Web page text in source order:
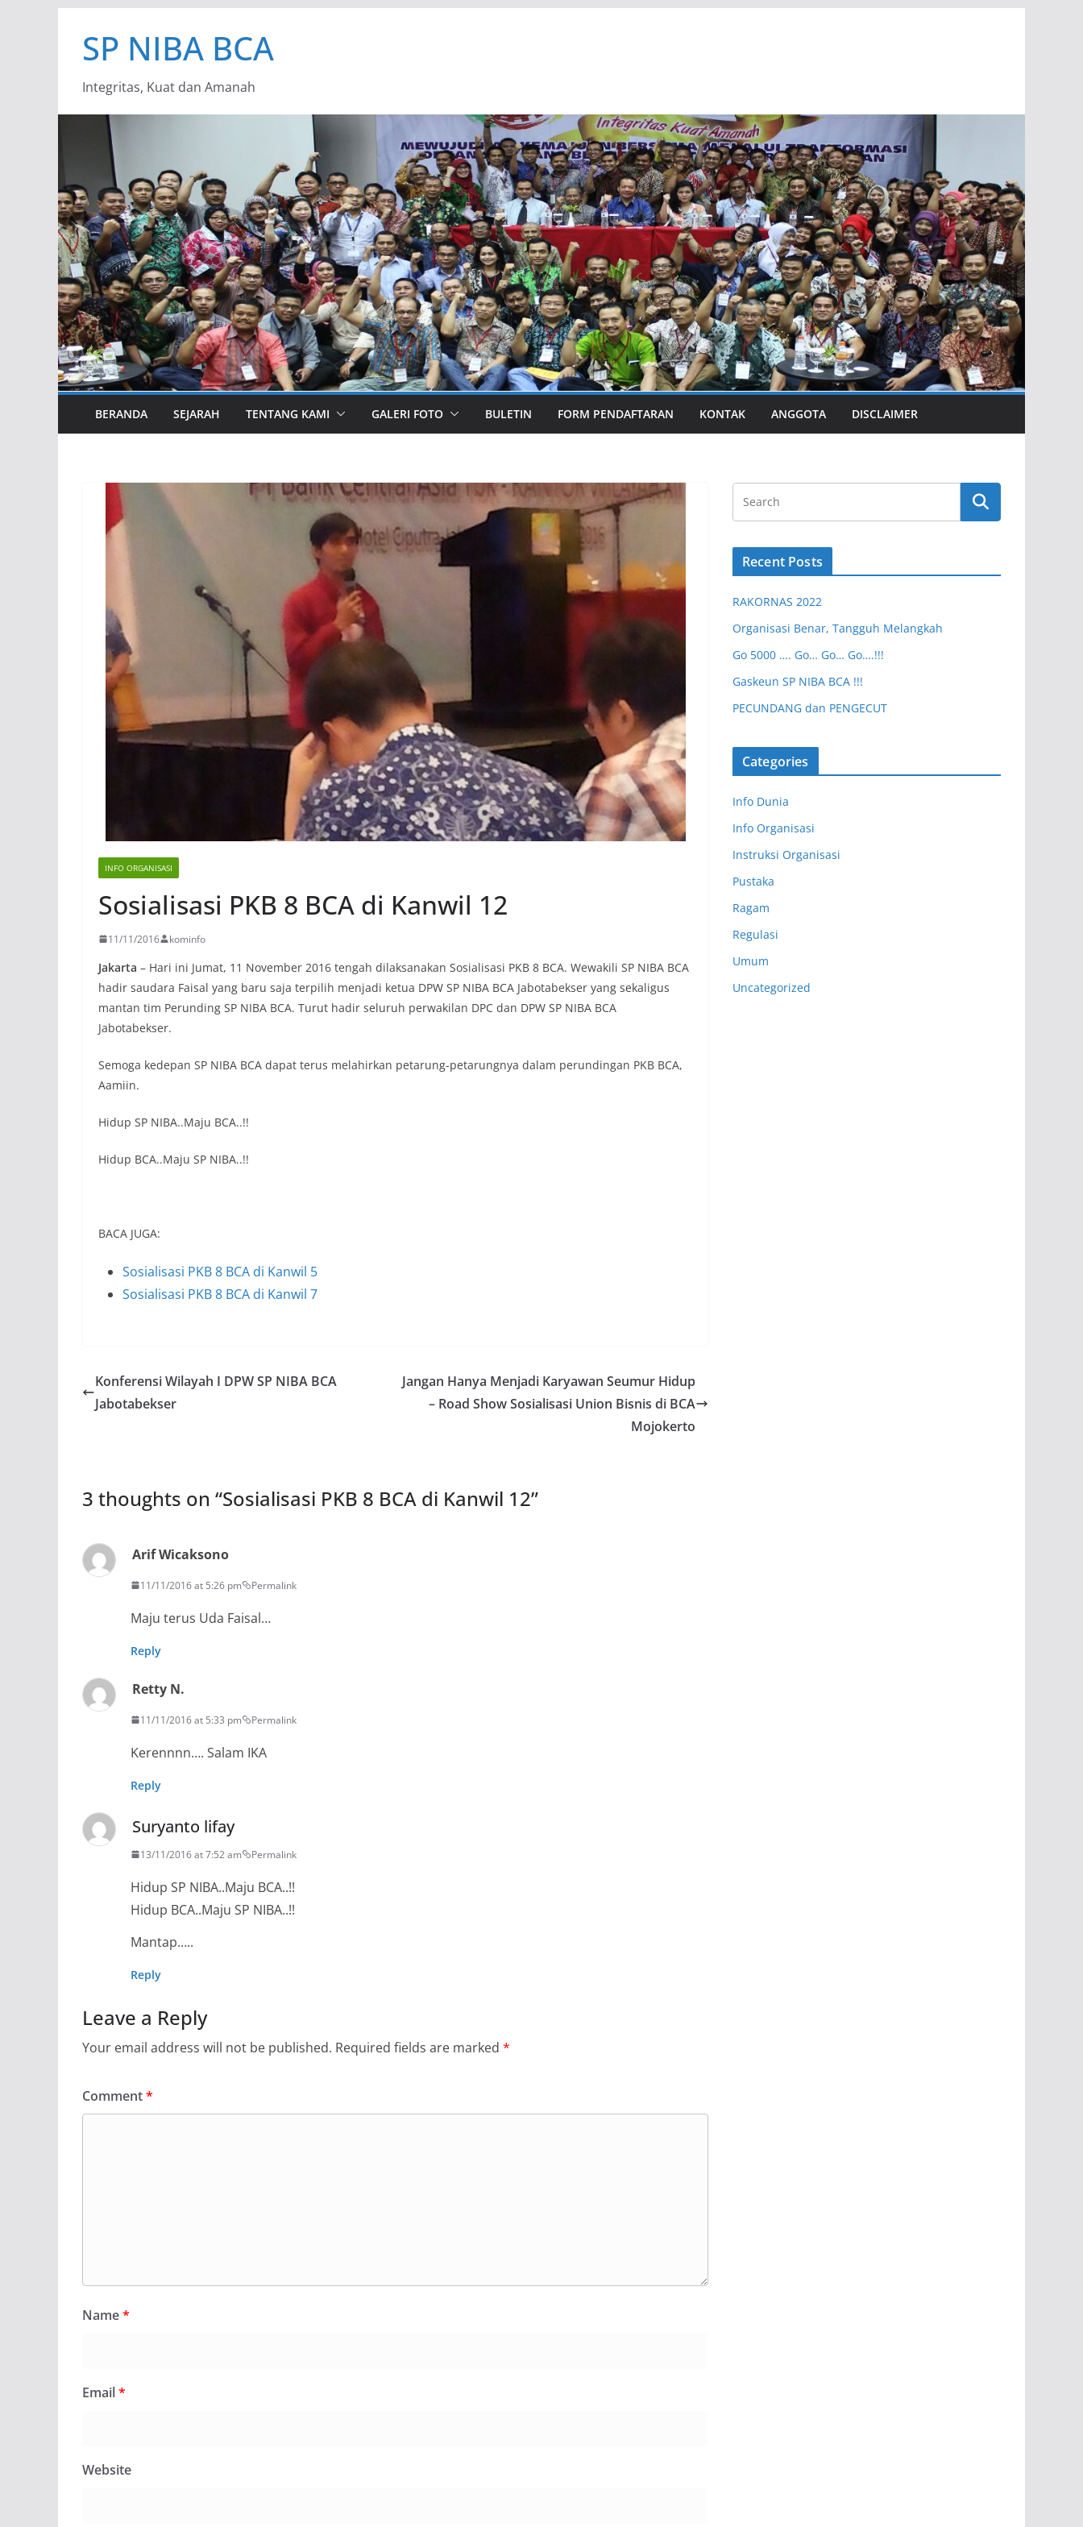
contentSP NIBA BCA
Integritas, Kuat dan Amanah
BERANDA SEJARAH TENTANG KAMI GALERI FOTO BULETIN FORM PENDAFTARAN KONTAK ANGGOTA DISCLAIMER
INFO ORGANISASI
Sosialisasi PKB 8 BCA di Kanwil 12
11/11/2016 kominfo
Jakarta – Hari ini Jumat, 11 November 2016 tengah dilaksanakan Sosialisasi PKB 8 BCA. Wewakili SP NIBA BCA
hadir saudara Faisal yang baru saja terpilih menjadi ketua DPW SP NIBA BCA Jabotabekser yang sekaligus
mantan tim Perunding SP NIBA BCA. Turut hadir seluruh perwakilan DPC dan DPW SP NIBA BCA
Jabotabekser.
Semoga kedepan SP NIBA BCA dapat terus melahirkan petarung-petarungnya dalam perundingan PKB BCA,
Aamiin.
Hidup SP NIBA..Maju BCA..!!
Hidup BCA..Maju SP NIBA..!!
BACA JUGA:
Sosialisasi PKB 8 BCA di Kanwil 5
Sosialisasi PKB 8 BCA di Kanwil 7
Konferensi Wilayah I DPW SP NIBA BCA
Jabotabekser
Jangan Hanya Menjadi Karyawan Seumur Hidup
– Road Show Sosialisasi Union Bisnis di BCA
Mojokerto
3 thoughts on “Sosialisasi PKB 8 BCA di Kanwil 12”
Arif Wicaksono
11/11/2016 at 5:26 pm Permalink
Maju terus Uda Faisal…
Reply
Retty N.
11/11/2016 at 5:33 pm Permalink
Kerennnn…. Salam IKA
Reply
Suryanto lifay
13/11/2016 at 7:52 am Permalink
Hidup SP NIBA..Maju BCA..!!
Hidup BCA..Maju SP NIBA..!!
Mantap…..
Reply
Leave a Reply
Your email address will not be published. Required fields are marked *
Comment*
Name*
Email*
Website
Recent Posts
RAKORNAS 2022
Organisasi Benar, Tangguh Melangkah
Go 5000 …. Go… Go… Go….!!!
Gaskeun SP NIBA BCA !!!
PECUNDANG dan PENGECUT
Categories
Info Dunia
Info Organisasi
Instruksi Organisasi
Pustaka
Ragam
Regulasi
Umum
Uncategorized